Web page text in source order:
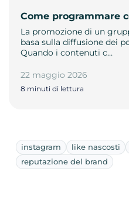
Come programmare
La promozione di un
basa sulla diffusione dei
Quando i contenuti c…
22 maggio 2026
8 minuti di lettura
instagram like nascosti
reputazione del brand